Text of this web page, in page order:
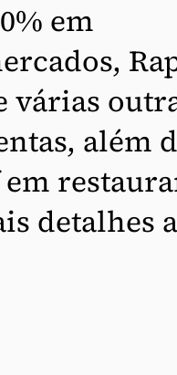
em
várias
além
detalhes